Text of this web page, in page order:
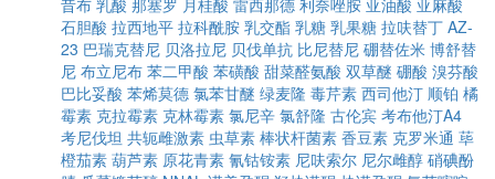
昔布 乳酸 那塞罗 月桂酸 雷西那德 利奈唑胺 亚油酸 亚麻酸
石胆酸 拉西地平 拉科酰胺 乳交酯 乳糖 乳果糖 拉呋替丁 AZ-
23 巴瑞克替尼 贝洛拉尼 贝伐单抗 比尼替尼 硼替佐米 博舒替
尼 布立尼布 苯二甲酸 苯磺酸 甜菜醛氨酸 双草醚 硼酸 溴芬酸
巴比妥酸 苯烯莫德 氯苯甘醚 绿麦隆 毒芹素 西司他汀 顺铂 橘
霉素 克拉霉素 克林霉素 氯尼辛 氯舒隆 古伦宾 考布他汀A4
考尼伐坦 共轭雌激素 虫草素 棒状杆菌素 香豆素 克罗米通 荜
橙茄素 葫芦素 原花青素 氰钴铵素 尼呋索尔 尼尔雌醇 硝碘酚